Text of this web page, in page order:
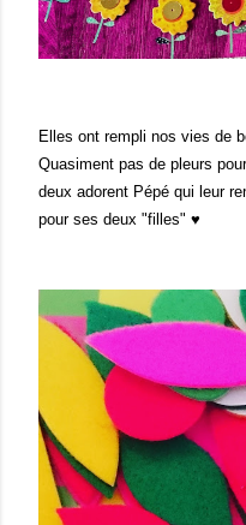
Elles ont rempli nos vies de
Quasiment pas de pleurs
deux adorent Pépé qui leur
pour ses deux "filles" ♥